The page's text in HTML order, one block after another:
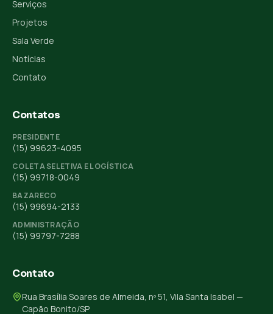
Serviços
Projetos
Sala Verde
Notícias
Contato
Contatos
PRESIDENTE
(15) 99623-4095
COLETA SELETIVA E LOGÍSTICA
(15) 99718-0049
BAZARECO
(15) 99694-2133
ADMINISTRAÇÃO
(15) 99797-7288
Contato
Rua Brasília Soares de Almeida, nº 51, Vila Santa Isabel —
Capão Bonito/SP